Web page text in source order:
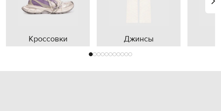
Кроссовки Джинсы